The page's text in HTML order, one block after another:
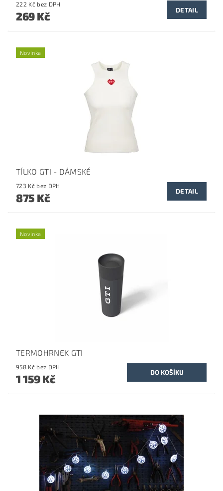
222 Kč bez DPH
269 Kč DETAIL
Novinka
TÍLKO GTI - DÁMSKÉ
723 Kč bez DPH
875 Kč DETAIL
Novinka
TERMOHRNEK GTI
958 Kč bez DPH
1 159 Kč